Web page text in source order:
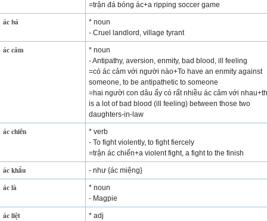
=trận đá bóng ác+a ripping soccer game
ác bá
* noun
- Cruel landlord, village tyrant
ác cảm
* noun
- Antipathy, aversion, enmity, bad blood, ill feeling
=có ác cảm với người nào+To have an enmity against
someone, to be antipathetic to someone
=hai người con dâu ấy có rất nhiều ác cảm với
is a lot of bad blood (ill feeling) between those two
daughters-in-law
ác chiến
* verb
- To fight violently, to fight fiercely
=trận ác chiến+a violent fight, a fight to the finish
ác khẩu - như {ác miệng}
ác là
* noun
- Magpie
ác liệt
* adj